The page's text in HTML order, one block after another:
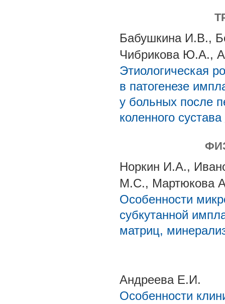
Бабушкина И.В.,
Чибрикова Ю.А.,
Этиологическая
в патогенезе
у больных после
коленного сустава
Норкин И.А.,
М.С., Мартюкова
Особенности
субкутанной
матриц,
Андреева Е.И.
Особенности